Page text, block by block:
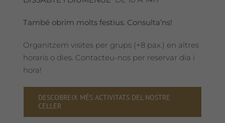
També obrim molts festius. Consulta’ns!
Organitzem visites per grups (+8 pax.) en altres
horaris o dies. Contacteu-nos per reservar dia i
hora!
DESCOBREIX MÉS ACTIVITATS DEL NOSTRE
CELLER